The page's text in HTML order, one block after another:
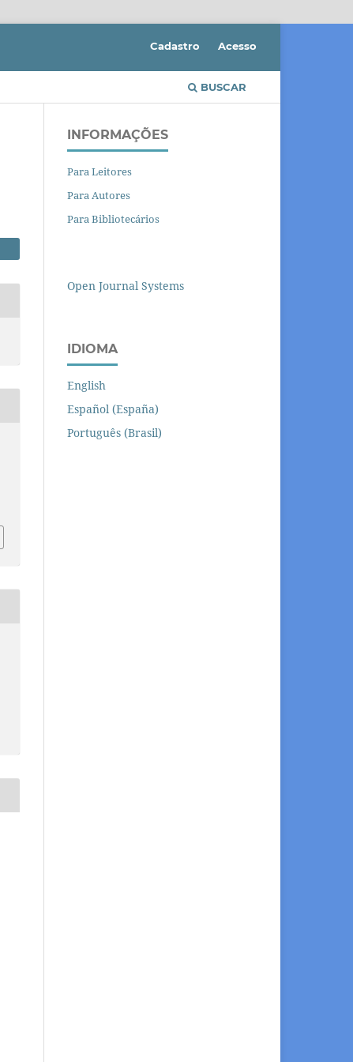
BUSCAR
Cadastro Acesso
INFORMAÇÕES
Para Leitores
Para Autores
Para Bibliotecários
Open Journal Systems
IDIOMA
English
Español (España)
Português (Brasil)